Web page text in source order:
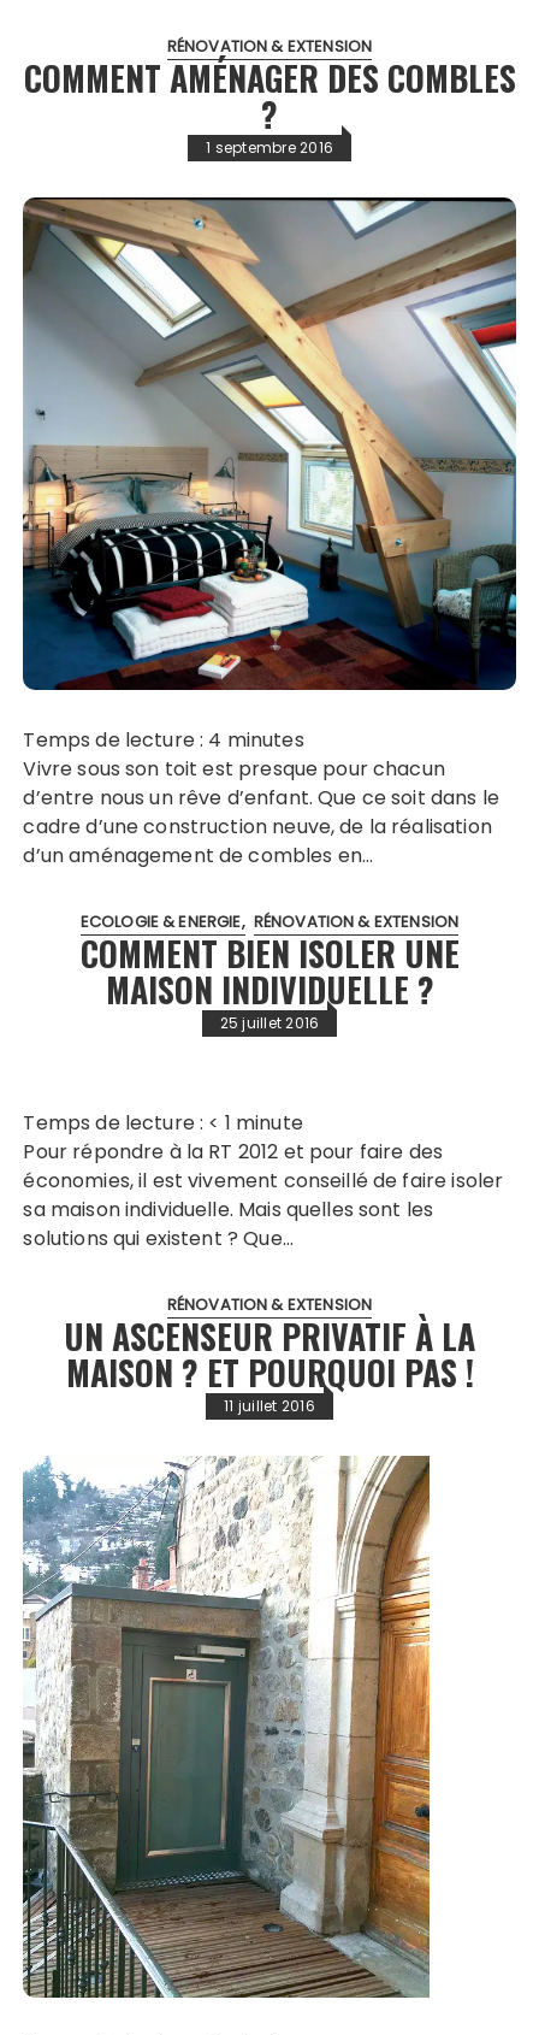
RÉNOVATION & EXTENSION
COMMENT AMÉNAGER DES COMBLES
?
1 septembre 2016
Temps de lecture : 4 minutes
Vivre sous son toit est presque pour chacun
d’entre nous un rêve d’enfant. Que ce soit dans le
cadre d’une construction neuve, de la réalisation
d’un aménagement de combles en…
ECOLOGIE & ENERGIE RÉNOVATION & EXTENSION
COMMENT BIEN ISOLER UNE
MAISON INDIVIDUELLE ?
25 juillet 2016
Temps de lecture : < 1 minute
Pour répondre à la RT 2012 et pour faire des
économies, il est vivement conseillé de faire isoler
sa maison individuelle. Mais quelles sont les
solutions qui existent ? Que…
RÉNOVATION & EXTENSION
UN ASCENSEUR PRIVATIF À LA
MAISON ? ET POURQUOI PAS !
11 juillet 2016